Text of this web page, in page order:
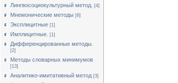
Лингвосоциокультурный метод. [4]
Мнемонические методы [6]
Эксплицитные [1]
Имплицитные. [1]
Дифференцированные методы.
[2]
Методы словарных минимумов
[13]
Аналитико-имитативный метод [3]